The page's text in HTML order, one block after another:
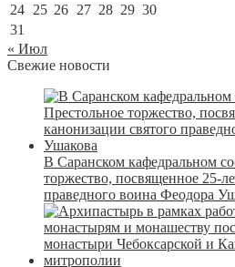
24 25 26 27 28 29 30
31
« Июл
Свежие новости
В Саранском кафедральном
торжество, посвященное 25-
праведного воина Феодора